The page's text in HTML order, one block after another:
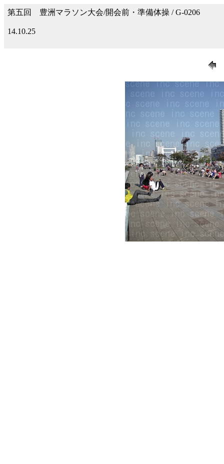
第五回 豊洲マラソン大会/開会前・準備体操 / G-0206
14.10.25